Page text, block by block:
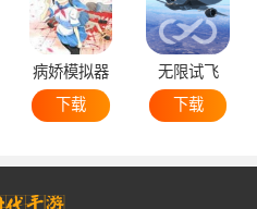
病娇模拟器
下载
无限试飞
下载